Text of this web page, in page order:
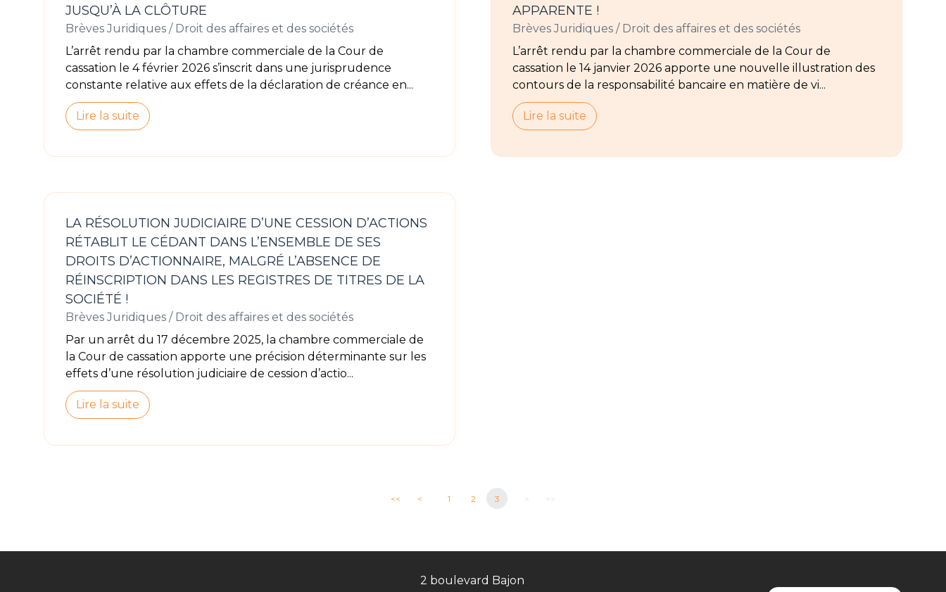
JUSQU’À LA CLÔTURE
Brèves Juridiques / Droit des affaires et des sociétés
L’arrêt rendu par la chambre commerciale de la Cour de
cassation le 4 février 2026 s’inscrit dans une jurisprudence
constante relative aux effets de la déclaration de créance en...
Lire la suite
APPARENTE !
Brèves Juridiques / Droit des affaires et des sociétés
L’arrêt rendu par la chambre commerciale de la Cour de
cassation le 14 janvier 2026 apporte une nouvelle illustration des
contours de la responsabilité bancaire en matière de vi...
Lire la suite
LA RÉSOLUTION JUDICIAIRE D’UNE CESSION D’ACTIONS
RÉTABLIT LE CÉDANT DANS L’ENSEMBLE DE SES
DROITS D’ACTIONNAIRE, MALGRÉ L’ABSENCE DE
RÉINSCRIPTION DANS LES REGISTRES DE TITRES DE LA
SOCIÉTÉ !
Brèves Juridiques / Droit des affaires et des sociétés
Par un arrêt du 17 décembre 2025, la chambre commerciale de
la Cour de cassation apporte une précision déterminante sur les
effets d’une résolution judiciaire de cession d’actio...
Lire la suite
<< < 1 2 3
2 boulevard Bajon